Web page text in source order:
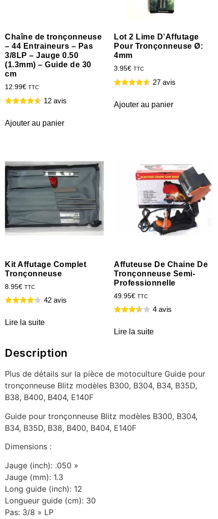
Chaîne de tronçonneuse
– 44 Entraineurs – Pas
3/8LP – Jauge 0.50
(1.3mm) – Guide de 30
cm
12.99€ TTC
12 avis
Ajouter au panier
Lot 2 Lime D’Affutage
Pour Tronçonneuse Ø:
4mm
3.95€ TTC
27 avis
Ajouter au panier
Kit Affutage Complet
Tronçonneuse
8.95€ TTC
42 avis
Lire la suite
Affuteuse De Chaine De
Tronçonneuse Semi-
Professionnelle
49.95€ TTC
4 avis
Lire la suite
Description
Plus de détails sur la pièce de motoculture Guide pour
tronçonneuse Blitz modèles B300, B304, B34, B35D,
B38, B400, B404, E140F
Guide pour tronçonneuse Blitz modèles B300, B304,
B34, B35D, B38, B400, B404, E140F
Dimensions :
Jauge (inch): .050 »
Jauge (mm): 1.3
Long guide (inch): 12
Longueur guide (cm): 30
Pas: 3/8 » LP